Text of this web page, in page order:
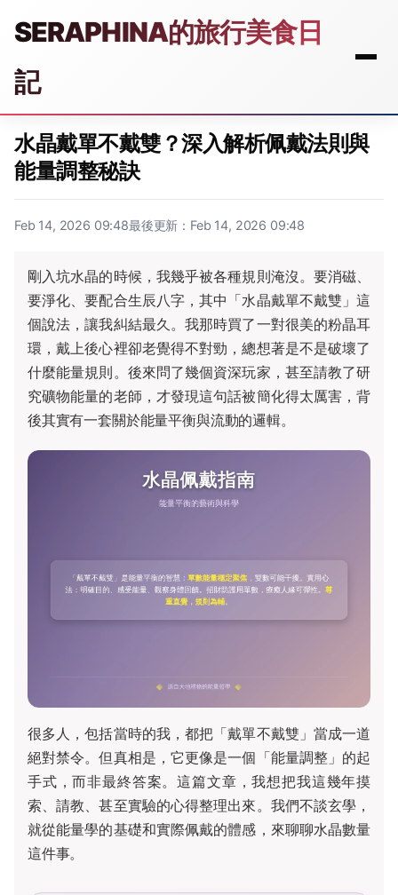
SERAPHINA的旅行美食日
記
水晶戴單不戴雙？深入解析佩戴法則與
能量調整秘訣
Feb 14, 2026 09:48最後更新：Feb 14, 2026 09:48
剛入坑水晶的時候，我幾乎被各種規則淹沒。要消磁、
要淨化、要配合生辰八字，其中「水晶戴單不戴雙」這
個說法，讓我糾結最久。我那時買了一對很美的粉晶耳
環，戴上後心裡卻老覺得不對勁，總想著是不是破壞了
什麼能量規則。後來問了幾個資深玩家，甚至請教了研
究礦物能量的老師，才發現這句話被簡化得太厲害，背
後其實有一套關於能量平衡與流動的邏輯。
很多人，包括當時的我，都把「戴單不戴雙」當成一道
絕對禁令。但真相是，它更像是一個「能量調整」的起
手式，而非最終答案。這篇文章，我想把我這幾年摸
索、請教、甚至實驗的心得整理出來。我們不談玄學，
就從能量學的基礎和實際佩戴的體感，來聊聊水晶數量
這件事。